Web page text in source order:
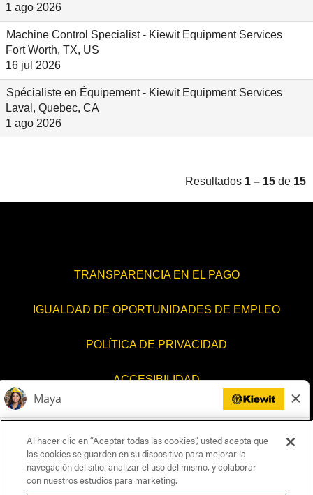
1 ago 2026
Machine Control Specialist - Kiewit Equipment Services
Fort Worth, TX, US
16 jul 2026
Spécialiste en Équipement - Kiewit Equipment Services
Laval, Quebec, CA
1 ago 2026
Resultados 1 – 15 de 15
TRANSPARENCIA EN EL PAGO
IGUALDAD DE OPORTUNIDADES DE EMPLEO
POLÍTICA DE PRIVACIDAD
ACCESIBILIDAD
CONTÁCTENOS
CONFIGURACIÓN DE COOKIES
Al hacer clic en “Aceptar todas las cookies”, usted acepta que
las cookies se guarden en su dispositivo para mejorar la
navegación del sitio, analizar el uso del mismo, y colaborar
con nuestros estudios para marketing.